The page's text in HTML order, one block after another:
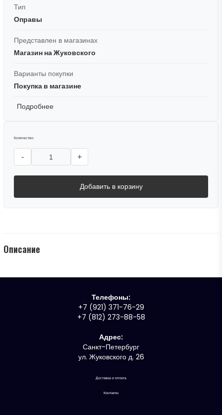
Тип
Оправы
Представлен в магазинах
Магазин на Жуковского
Варианты покупки
Покупка в магазине
Подробнее
Количество:
- +
Добавить в корзину
Описание
Телефоны:
+7 (921) 371-76-29
+7 (812) 273-88-58
Адрес:
Санкт-Петербург
ул. Жуковского д. 26
Доставка и оплата
Контакты